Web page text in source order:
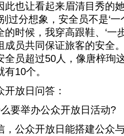
此也让看起来眉清目秀的
过分想象，安全员不是‘一
时候，我穿高跟鞋、‘一
成员共同保证旅客的安全
全员超过50人，像唐梓珣
10个。
放日问答：
举办公众开放日活动?
公众开放日能搭建公众